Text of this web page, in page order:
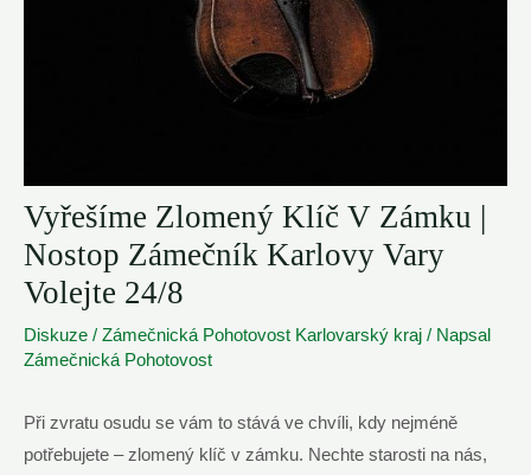
Vyřešíme Zlomený Klíč V Zámku |
Nostop Zámečník Karlovy Vary
Volejte 24/8
Diskuze / Zámečnická Pohotovost Karlovarský kraj / Napsal
Zámečnická Pohotovost
Při zvratu osudu se vám to stává ve⁣ chvíli, kdy ⁤nejméně‌
potřebujete – zlomený⁢ klíč v⁤ zámku. ‍Nechte starosti⁢ na nás,‌